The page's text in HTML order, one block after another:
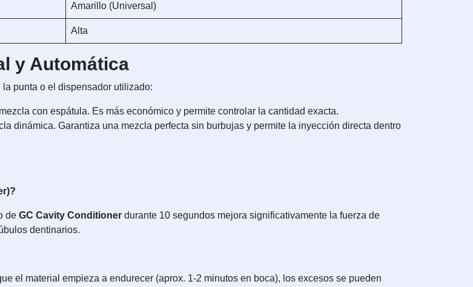
Amarillo (Universal)
Alta
y Automática
punta o el dispensador utilizado:
con espátula. Es más económico y permite controlar la cantidad exacta.
dinámica. Garantiza una mezcla perfecta sin burbujas y permite la inyección directa dentro
de GC Cavity Conditioner durante 10 segundos mejora significativamente la fuerza de
dentinarios.
el material empieza a endurecer (aprox. 1-2 minutos en boca), los excesos se pueden